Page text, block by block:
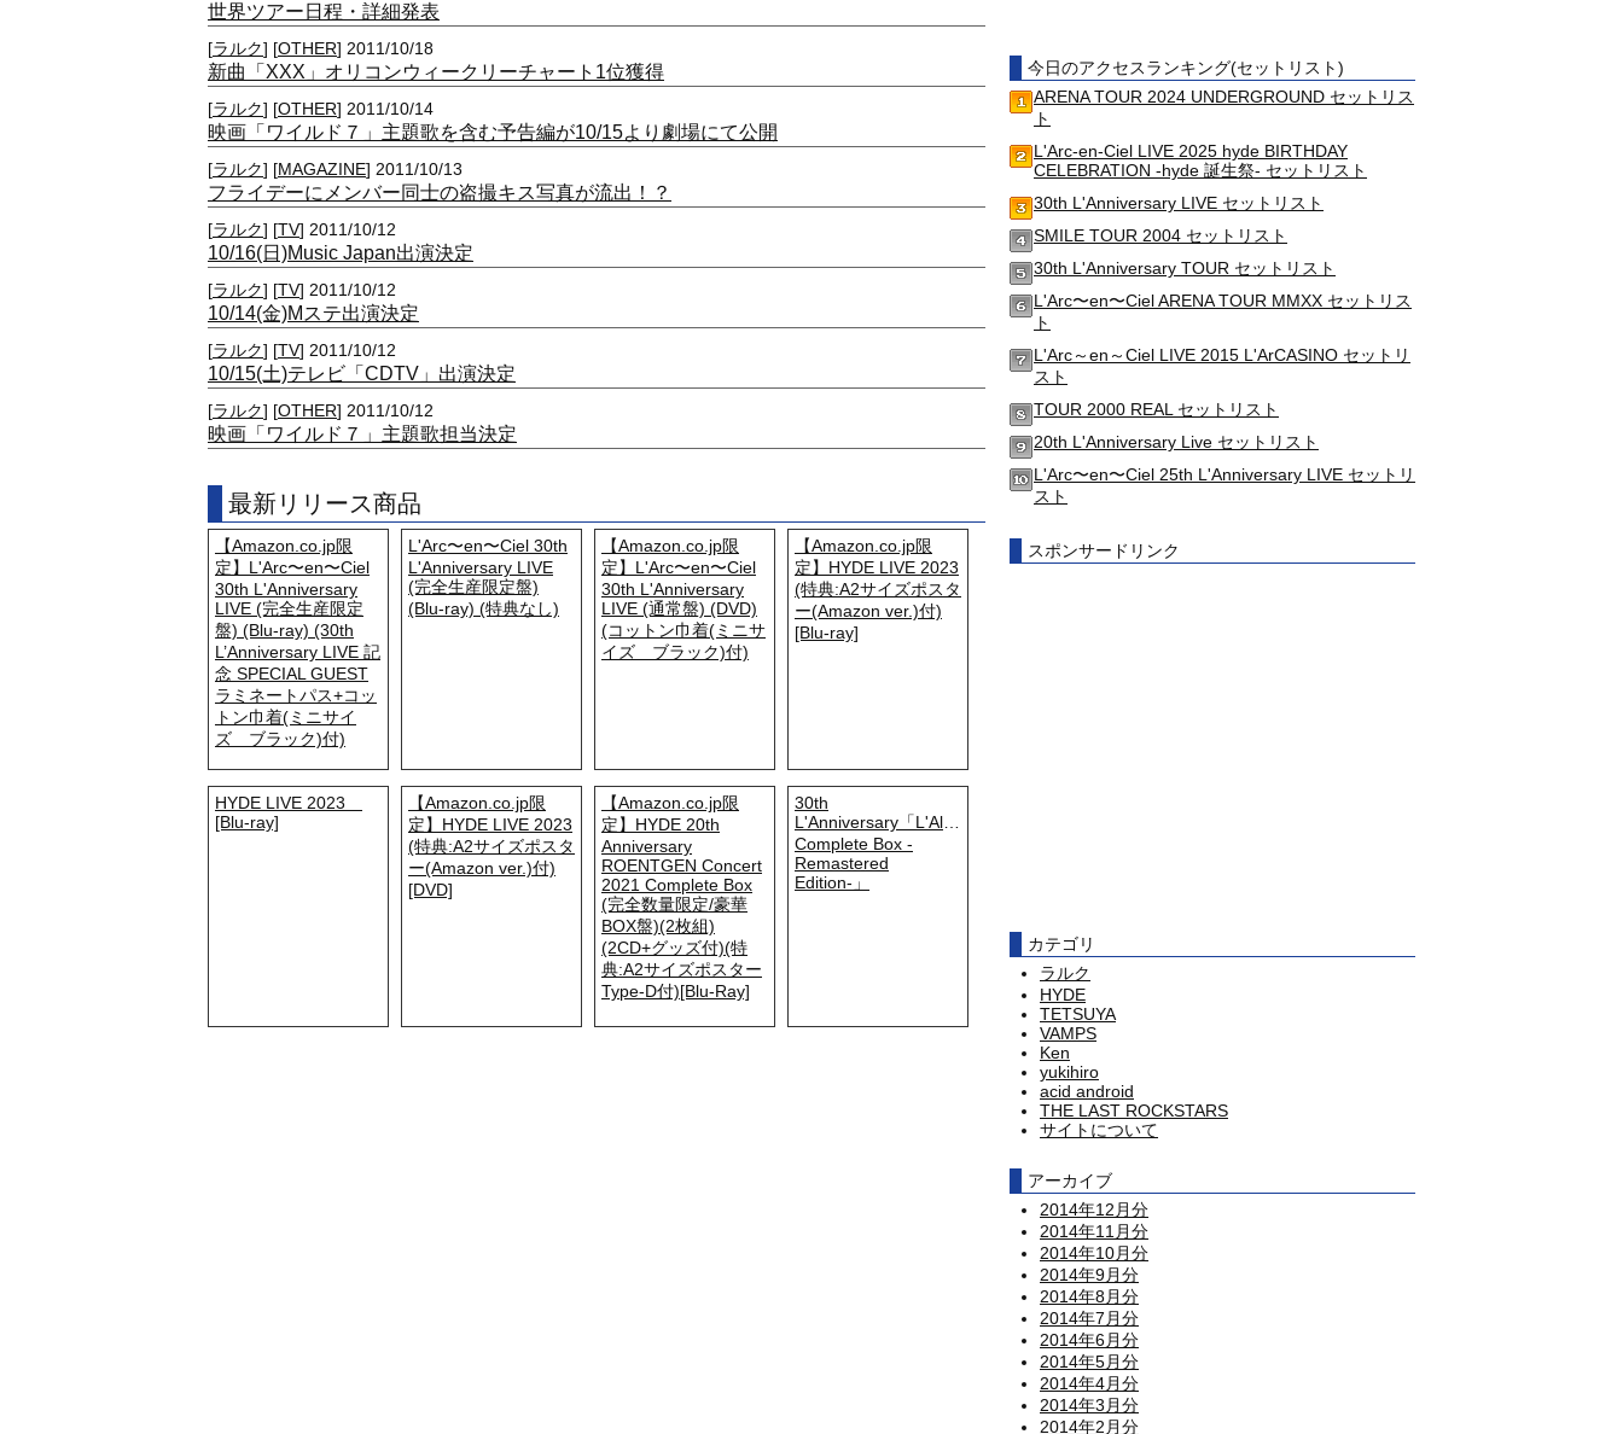
世界ツアー日程・詳細発表
[ラルク] [OTHER] 2011/10/18
新曲「XXX」オリコンウィークリーチャート1位獲得
[ラルク] [OTHER] 2011/10/14
映画「ワイルド７」主題歌を含む予告編が10/15より劇場にて公開
[ラルク] [MAGAZINE] 2011/10/13
フライデーにメンバー同士の盗撮キス写真が流出！？
[ラルク] [TV] 2011/10/12
10/16(日)Music Japan出演決定
[ラルク] [TV] 2011/10/12
10/14(金)Mステ出演決定
[ラルク] [TV] 2011/10/12
10/15(土)テレビ「CDTV」出演決定
[ラルク] [OTHER] 2011/10/12
映画「ワイルド７」主題歌担当決定
最新リリース商品
【Amazon.co.jp限
定】L'Arc〜en〜Ciel
30th L'Anniversary
LIVE (完全生産限定
盤) (Blu-ray) (30th
L’Anniversary LIVE 記
念 SPECIAL GUEST
ラミネートパス+コッ
トン巾着(ミニサイ
ズ ブラック)付)
L'Arc〜en〜Ciel 30th
L'Anniversary LIVE
(完全生産限定盤)
(Blu-ray) (特典なし)
【Amazon.co.jp限
定】L'Arc〜en〜Ciel
30th L'Anniversary
LIVE (通常盤) (DVD)
(コットン巾着(ミニサ
イズ ブラック)付)
【Amazon.co.jp限
定】HYDE LIVE 2023
(特典:A2サイズポスタ
ー(Amazon ver.)付)
[Blu-ray]
HYDE LIVE 2023
[Blu-ray]
【Amazon.co.jp限
定】HYDE LIVE 2023
(特典:A2サイズポスタ
ー(Amazon ver.)付)
[DVD]
【Amazon.co.jp限
定】HYDE 20th
Anniversary
ROENTGEN Concert
2021 Complete Box
(完全数量限定/豪華
BOX盤)(2枚組)
(2CD+グッズ付)(特
典:A2サイズポスター
Type-D付)[Blu-Ray]
30th
L'Anniversary「L'Album
Complete Box -
Remastered
Edition-」
今日のアクセスランキング(セットリスト)
ARENA TOUR 2024 UNDERGROUND セットリス
ト
L'Arc-en-Ciel LIVE 2025 hyde BIRTHDAY
CELEBRATION -hyde 誕生祭- セットリスト
30th L'Anniversary LIVE セットリスト
SMILE TOUR 2004 セットリスト
30th L'Anniversary TOUR セットリスト
L'Arc〜en〜Ciel ARENA TOUR MMXX セットリス
ト
L'Arc～en～Ciel LIVE 2015 L'ArCASINO セットリ
スト
TOUR 2000 REAL セットリスト
20th L'Anniversary Live セットリスト
L'Arc〜en〜Ciel 25th L'Anniversary LIVE セットリ
スト
スポンサードリンク
カテゴリ
ラルク
HYDE
TETSUYA
VAMPS
Ken
yukihiro
acid android
THE LAST ROCKSTARS
サイトについて
アーカイブ
2014年12月分
2014年11月分
2014年10月分
2014年9月分
2014年8月分
2014年7月分
2014年6月分
2014年5月分
2014年4月分
2014年3月分
2014年2月分